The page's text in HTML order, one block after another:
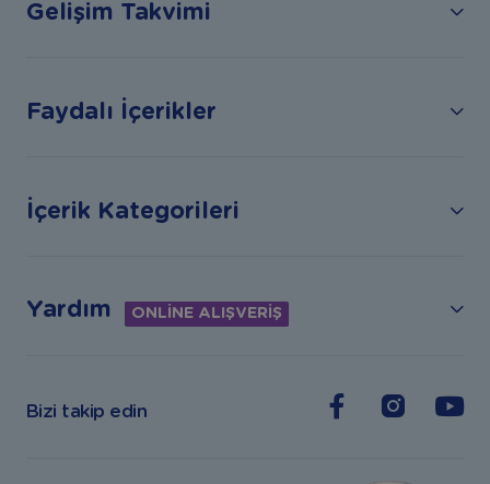
Gelişim Takvimi
Faydalı İçerikler
İçerik Kategorileri
Yardım ONLİNE ALIŞVERİŞ
Bizi takip edin